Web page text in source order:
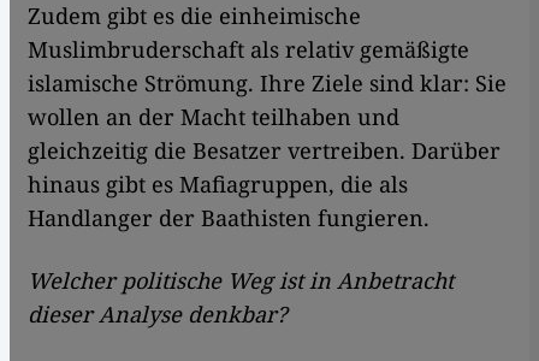
Zudem gibt es die einheimische
Muslimbruderschaft als relativ gemäßigte
islamische Strömung. Ihre Ziele sind klar: Sie
wollen an der Macht teilhaben und
gleichzeitig die Besatzer vertreiben. Darüber
hinaus gibt es Mafiagruppen, die als
Handlanger der Baathisten fungieren.
Welcher politische Weg ist in Anbetracht
dieser Analyse denkbar?